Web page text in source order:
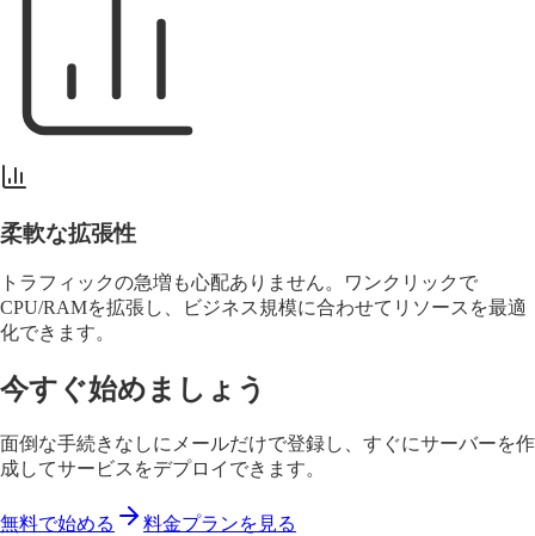
柔軟な拡張性
トラフィックの急増も心配ありません。 ワンクリック で
CPU/RAMを拡張し、ビジネス規模に合わせてリソースを最適
化できます。
今すぐ始めましょう
面倒な手続きなしにメールだけで登録し、すぐにサーバーを作
成してサービスをデプロイできます。
無料で始める
料金プランを見る